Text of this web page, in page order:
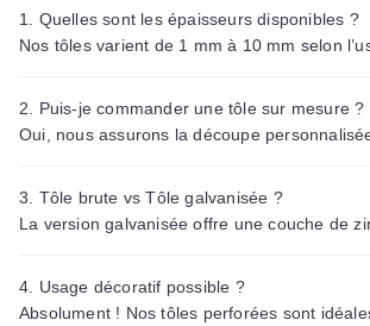
1. Quelles sont les épaisseurs disponibles ?
Nos tôles varient de 1 mm à 10 mm selon
2. Puis-je commander une tôle sur mesure ?
Oui, nous assurons la découpe
3. Tôle brute vs Tôle galvanisée ?
La version galvanisée offre une couche de
4. Usage décoratif possible ?
Absolument ! Nos tôles perforées sont